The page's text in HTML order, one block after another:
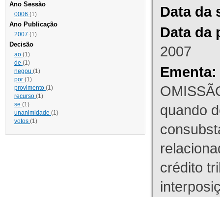
Ano Sessão
0006 (1)
Ano Publicação
2007 (1)
Decisão
ao (1)
de (1)
negou (1)
por (1)
provimento (1)
recurso (1)
se (1)
unanimidade (1)
votos (1)
Data da
Data da
2007
Ementa:
quando
crédito